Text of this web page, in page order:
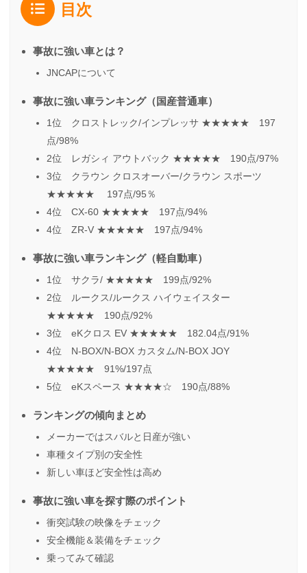
目次
事故に強い車とは？
JNCAPについて
事故に強い車ランキング（国産普通車）
1位 クロストレック/インプレッサ ★★★★★ 197
点/98%
2位 レガシィ アウトバック ★★★★★ 190点/97%
3位 クラウン クロスオーバー/クラウン スポーツ
★★★★★ 197点/95％
4位 CX-60 ★★★★★ 197点/94%
4位 ZR-V ★★★★★ 197点/94%
事故に強い車ランキング（軽自動車）
1位 サクラ/ ★★★★★ 199点/92%
2位 ルークス/ルークス ハイウェイスター
★★★★★ 190点/92%
3位 eKクロス EV ★★★★★ 182.04点/91%
4位 N-BOX/N-BOX カスタム/N-BOX JOY
★★★★★ 91%/197点
5位 eKスペース ★★★★☆ 190点/88%
ランキングの傾向まとめ
メーカーではスバルと日産が強い
車種タイプ別の安全性
新しい車ほど安全性は高め
事故に強い車を探す際のポイント
衝突試験の映像をチェック
安全機能＆装備をチェック
乗ってみて確認